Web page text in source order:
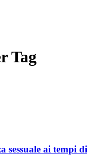
Tag
sessuale ai tempi di